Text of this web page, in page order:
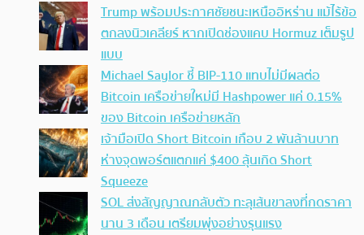
Trump พร้อมประกาศชัยชนะเหนืออิหร่าน แม้ไร้ข้อ
ตกลงนิวเคลียร์ หากเปิดช่องแคบ Hormuz เต็มรูป
แบบ
Michael Saylor ชี้ BIP-110 แทบไม่มีผลต่อ
Bitcoin เครือข่ายใหม่มี Hashpower แค่ 0.15%
ของ Bitcoin เครือข่ายหลัก
เจ้ามือเปิด Short Bitcoin เกือบ 2 พันล้านบาท
ห่างจุดพอร์ตแตกแค่ $400 ลุ้นเกิด Short
Squeeze
SOL ส่งสัญญาณกลับตัว ทะลุเส้นขาลงที่กดราคา
นาน 3 เดือน เตรียมพุ่งอย่างรุนแรง